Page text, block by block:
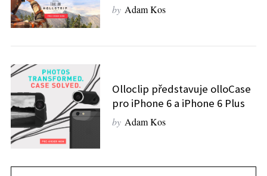
by Adam Kos
Olloclip představuje olloCase
pro iPhone 6 a iPhone 6 Plus
by Adam Kos